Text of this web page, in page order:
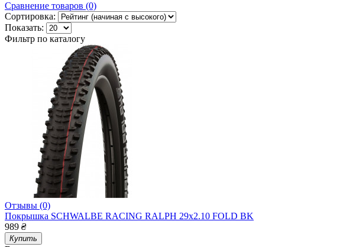
Сравнение товаров (0)
Сортировка:
Показать:
Фильтр по каталогу
Отзывы (0)
Покрышка SCHWALBE RACING RALPH 29x2.10 FOLD BK
989 ₴
Купить